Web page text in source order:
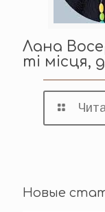
Лана
ті місця,
Новые